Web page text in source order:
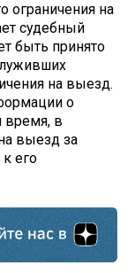
ограничения на
судебный
быть принято
на выезд.
о
время, в
выезд за
к его